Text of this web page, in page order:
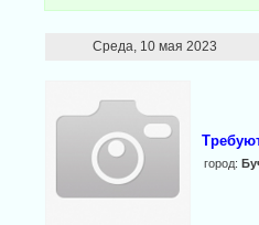
Среда, 10 мая 2023
город: